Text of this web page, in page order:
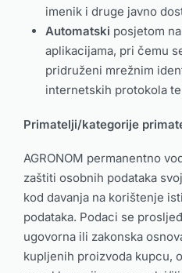
imenik i druge javno
Automatski posjetom
aplikacijama, pri čemu
pridruženi mrežnim
internetskih protokola
Primatelji/kategorije
AGRONOM permanentno
zaštiti osobnih podataka
kod davanja na korištenje
podataka. Podaci se
ugovorna ili zakonska
kupljenih proizvoda kupcu,